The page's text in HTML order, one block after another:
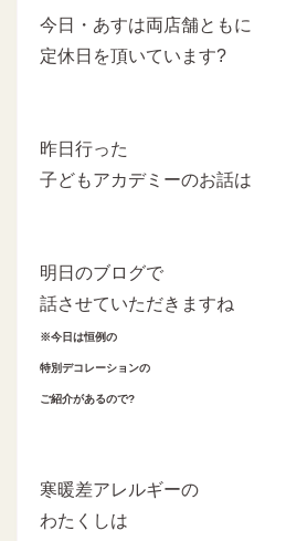
今日・あすは両店舗ともに
定休日を頂いています?
昨日行った
子どもアカデミーのお話は
明日のブログで
話させていただきますね
※今日は恒例の
特別デコレーションの
ご紹介があるので?
寒暖差アレルギーの
わたくしは